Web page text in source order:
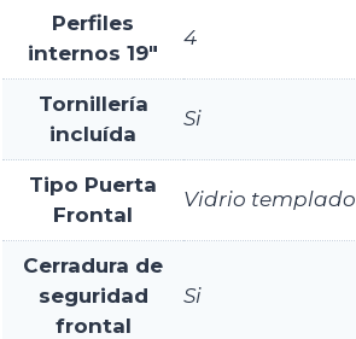
Perfiles
internos 19"
4
Tornillería
incluída
Si
Tipo Puerta
Frontal
Vidrio templado
Cerradura de
seguridad
frontal
Si